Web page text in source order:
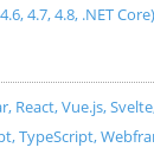
4.7, 4.8, .NET Core)
Vue.js,
TypeScript,